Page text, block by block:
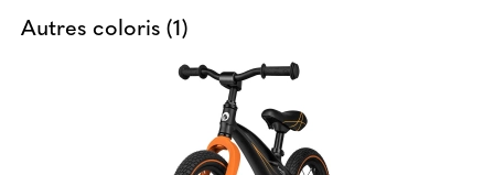
Autres coloris (1)